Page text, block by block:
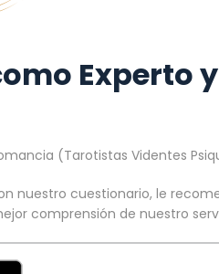
Experto
(Tarotistas Videntes
nuestro cuestionario, le
comprensión de nuestro